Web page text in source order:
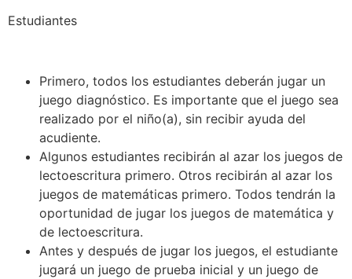
Estudiantes
Primero, todos los estudiantes deberán jugar un
juego diagnóstico. Es importante que el juego sea
realizado por el niño(a), sin recibir ayuda del
acudiente.
Algunos estudiantes recibirán al azar los juegos de
lectoescritura primero. Otros recibirán al azar los
juegos de matemáticas primero. Todos tendrán la
oportunidad de jugar los juegos de matemática y
de lectoescritura.
Antes y después de jugar los juegos, el estudiante
jugará un juego de prueba inicial y un juego de